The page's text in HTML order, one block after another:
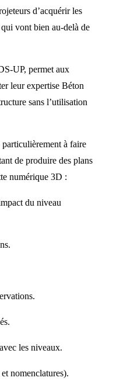
d’acquérir les
vont bien au-delà de
UP, permet aux
leur expertise Béton
sans l’utilisation
à faire
de produire des plans
numérique 3D :
du niveau
les niveaux.
nomenclatures).